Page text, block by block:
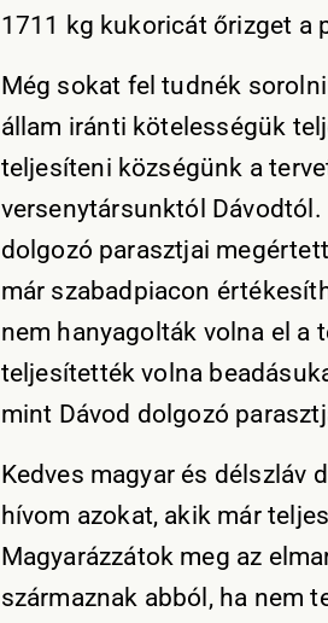
1711 kg kukoricát őrizget a
Még sokat fel tudnék
állam iránti kötelességük
teljesíteni községünk a
versenytársunktól
dolgozó parasztjai
már szabadpiacon
nem hanyagolták volna el a
teljesítették volna
mint Dávod dolgozó
Kedves magyar és délszláv
hívom azokat, akik már
Magyarázzátok meg az
származnak abból, ha nem